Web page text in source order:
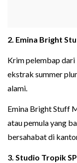
2. Emina Bright
Krim pelembap dari
ekstrak summer
alami.
Emina Bright Stuff
atau pemula yang
bersahabat di
3. Studio Tropik